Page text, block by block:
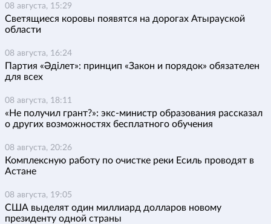
08 августа, 15:29
Светящиеся коровы появятся на дорогах Атырауской
области
08 августа, 16:24
Партия «Әділет»: принцип «Закон и порядок» обязателен
для всех
08 августа, 18:11
«Не получил грант?»: экс-министр образования рассказал
о других возможностях бесплатного обучения
08 августа, 20:26
Комплексную работу по очистке реки Есиль проводят в
Астане
08 августа, 19:05
США выделят один миллиард долларов новому
президенту одной страны